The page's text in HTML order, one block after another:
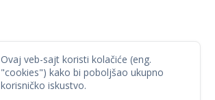
Ovaj veb-sajt koristi kolačiće (eng.
"cookies") kako bi poboljšao ukupno
korisničko iskustvo.